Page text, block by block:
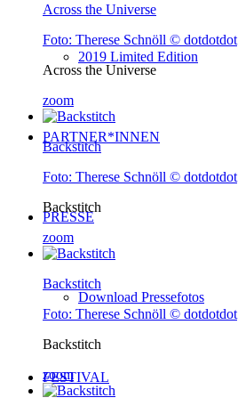
2019 Limited Edition
PARTNER*INNEN
PRESSE
Download Pressefotos
FESTIVAL
Across the Universe
Foto: Therese Schnöll © dotdotdot
Across the Universe
zoom
Backstitch
Foto: Therese Schnöll © dotdotdot
Backstitch
zoom
Backstitch
Foto: Therese Schnöll © dotdotdot
Backstitch
zoom